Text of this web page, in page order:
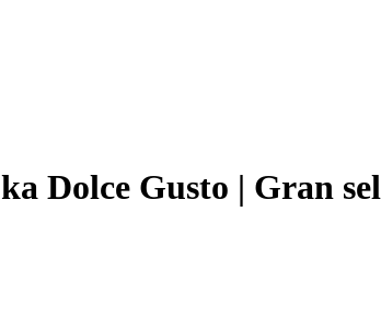
Dolce Gusto | Gran